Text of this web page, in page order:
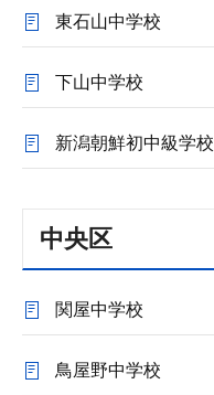
東石山中学校
下山中学校
新潟朝鮮初中級学校
中央区
関屋中学校
鳥屋野中学校